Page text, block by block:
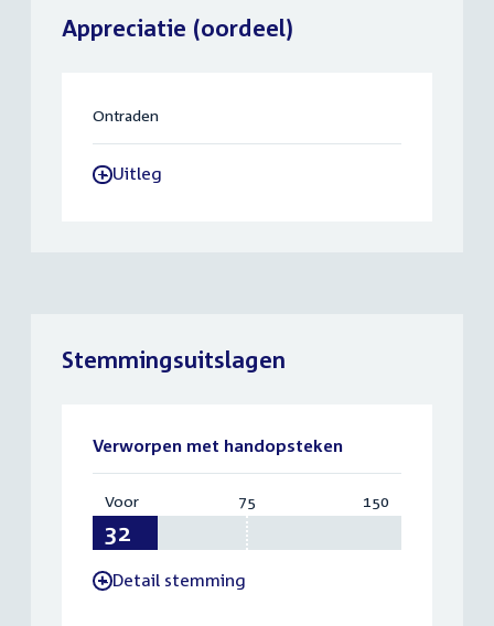
Appreciatie (oordeel)
Ontraden
-Uitleg
Stemmingsuitslagen
Verworpen met handopsteken
Voor:
75 150
-Detail stemming